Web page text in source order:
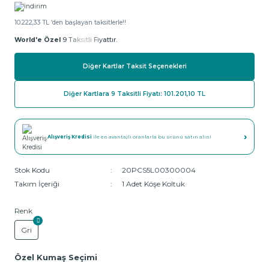
10.222,33 TL ‘den başlayan taksitlerle!!
World'e Özel 9 Taksitli Fiyattır.
Diğer Kartlar Taksit Seçenekleri
Diğer Kartlara 9 Taksitli Fiyatı: 101.201,10 TL
Alışveriş Kredisi ile en avantajlı oranlarla bu ürünü satın alın! ›
Stok Kodu
20PCS5L00300004
Takım İçeriği
1 Adet Köşe Koltuk
Renk
Gri
Özel Kumaş Seçimi